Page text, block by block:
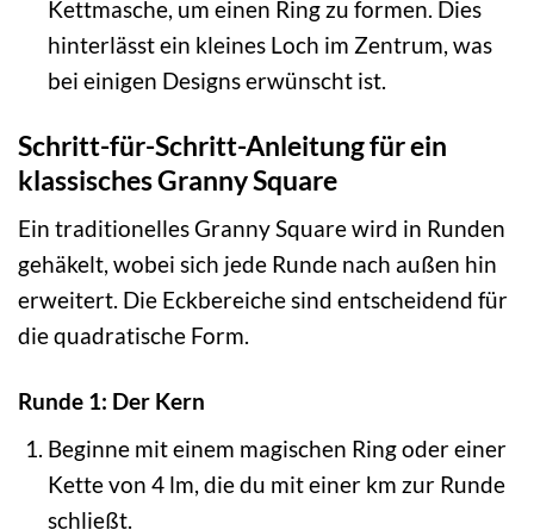
Kettmasche, um einen Ring zu formen. Dies
hinterlässt ein kleines Loch im Zentrum, was
bei einigen Designs erwünscht ist.
Schritt-für-Schritt-Anleitung für ein
klassisches Granny Square
Ein traditionelles Granny Square wird in Runden
gehäkelt, wobei sich jede Runde nach außen hin
erweitert. Die Eckbereiche sind entscheidend für
die quadratische Form.
Runde 1: Der Kern
Beginne mit einem magischen Ring oder einer
Kette von 4 lm, die du mit einer km zur Runde
schließt.